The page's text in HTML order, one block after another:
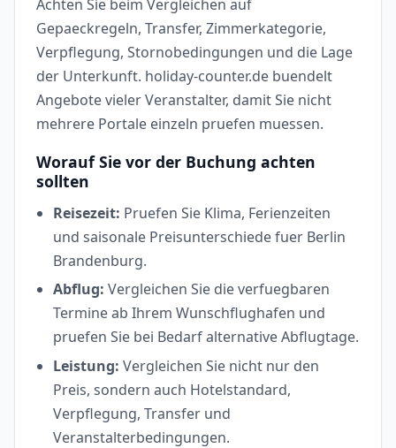
Achten Sie beim Vergleichen auf
Gepaeckregeln, Transfer, Zimmerkategorie,
Verpflegung, Stornobedingungen und die Lage
der Unterkunft. holiday-counter.de buendelt
Angebote vieler Veranstalter, damit Sie nicht
mehrere Portale einzeln pruefen muessen.
Worauf Sie vor der Buchung achten
sollten
Reisezeit: Pruefen Sie Klima, Ferienzeiten
und saisonale Preisunterschiede fuer Berlin
Brandenburg.
Abflug: Vergleichen Sie die verfuegbaren
Termine ab Ihrem Wunschflughafen und
pruefen Sie bei Bedarf alternative Abflugtage.
Leistung: Vergleichen Sie nicht nur den
Preis, sondern auch Hotelstandard,
Verpflegung, Transfer und
Veranstalterbedingungen.